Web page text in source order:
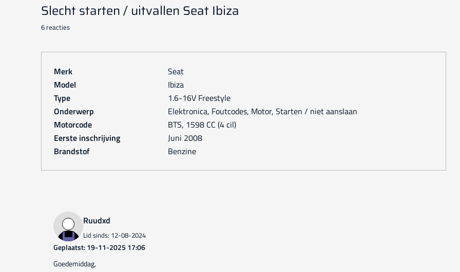
Slecht starten / uitvallen Seat Ibiza
6 reacties
Merk
Seat
Model
Ibiza
Type
1.6-16V Freestyle
Onderwerp
Elektronica, Foutcodes, Motor, Starten / niet aanslaan
Motorcode
BTS, 1598 CC (4 cil)
Eerste inschrijving
juni 2008
Brandstof
Benzine
Ruudxd
Lid sinds: 12-08-2024
Geplaatst: 19-11-2025 17:06
Goedemiddag,